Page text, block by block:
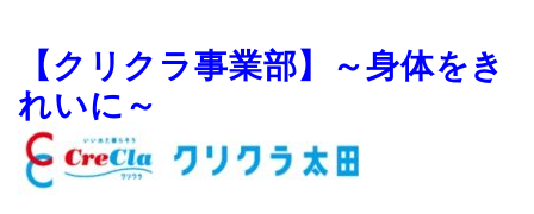
【クリクラ事業部】～身体をき
れいに～